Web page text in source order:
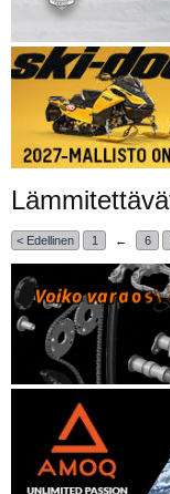
< Edellinen 1 ← 6